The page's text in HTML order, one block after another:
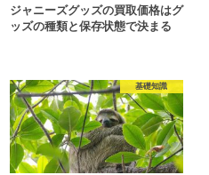
ジャニーズグッズの買取価格はグ
ッズの種類と保存状態で決まる
基礎知識